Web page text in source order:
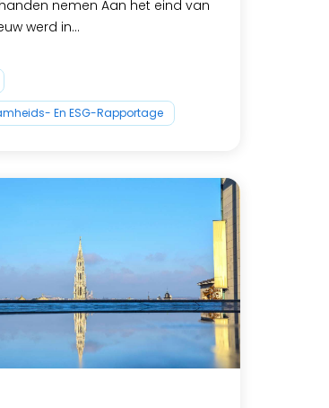
nemen Aan het eind van
werd in...
En ESG-Rapportage